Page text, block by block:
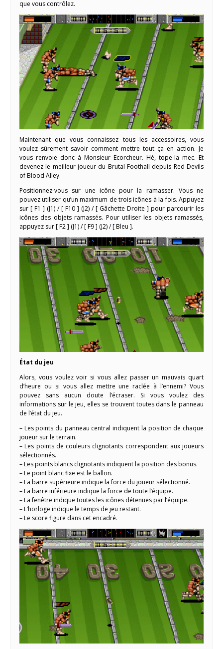
que vous contrôlez.
Maintenant que vous connaissez tous les accessoires, vous
voulez sûrement savoir comment mettre tout ça en action. Je
vous renvoie donc à Monsieur Ecorcheur. Hé, tope-la mec. Et
devenez le meilleur joueur du Brutal Foothall depuis Red Devils
of Blood Alley.
Positionnez-vous sur une icône pour la ramasser. Vous ne
pouvez utiliser qu’un maximum de trois icônes à la fois. Appuyez
sur [ F1 ] (J1) / [ F10 ] (J2) / [ Gâchette Droite ] pour parcourir les
icônes des objets ramassés. Pour utiliser les objets ramassés,
appuyez sur [ F2 ] (J1) / [ F9 ] (J2) / [ Bleu ].
État du jeu
Alors, vous voulez voir si vous allez passer un mauvais quart
d’heure ou si vous allez mettre une raclée à l’ennemi? Vous
pouvez sans aucun doute l’écraser. Si vous voulez des
informations sur le jeu, elles se trouvent toutes dans le panneau
de l’état du jeu.
– Les points du panneau central indiquent la position de chaque
joueur sur le terrain.
– Les points de couleurs clignotants correspondent aux joueurs
sélectionnés.
– Les points blancs clignotants indiquent la position des bonus.
– Le point blanc fixe est le ballon.
– La barre supérieure indique la force du joueur sélectionné.
– La barre inférieure indique la force de toute l’équipe.
– La fenêtre indique toutes les icônes détenues par l’équipe.
– L’horloge indique le temps de jeu restant.
– Le score figure dans cet encadré.